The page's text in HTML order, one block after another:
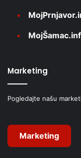
Marketing
Pogledajte našu
Marketing